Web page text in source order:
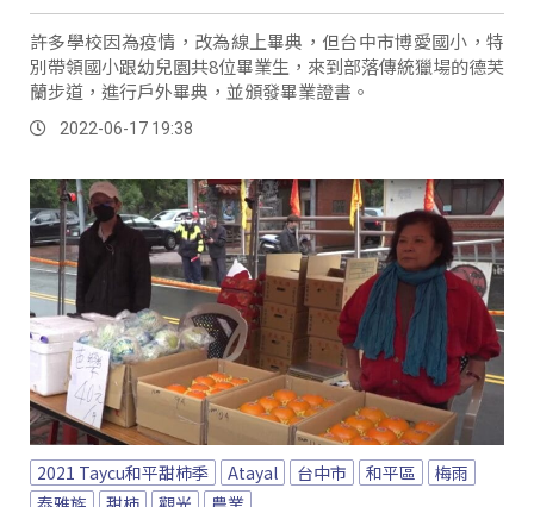
許多學校因為疫情，改為線上畢典，但台中市博愛國小，特
別帶領國小跟幼兒園共8位畢業生，來到部落傳統獵場的德芙
蘭步道，進行戶外畢典，並頒發畢業證書。
2022-06-17 19:38
2021 Taycu和平甜柿季 Atayal 台中市 和平區
梅雨